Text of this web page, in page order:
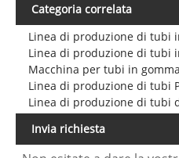
Categoria correlata
Linea di produzione di tubi
Linea di produzione di tubi
Macchina per tubi in gomma
Linea di produzione di tubi
Linea di produzione di tubi
Invia richiesta